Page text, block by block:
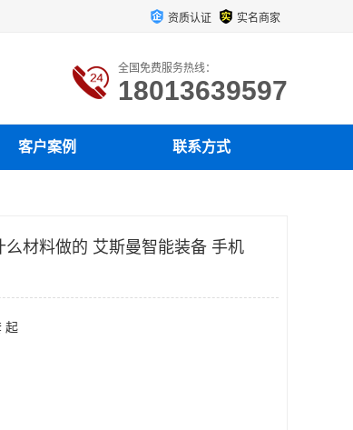
资质认证 实名商家
全国免费服务热线：
18013639597
客户案例 联系方式
材料做的 艾斯曼智能装备 手机
起